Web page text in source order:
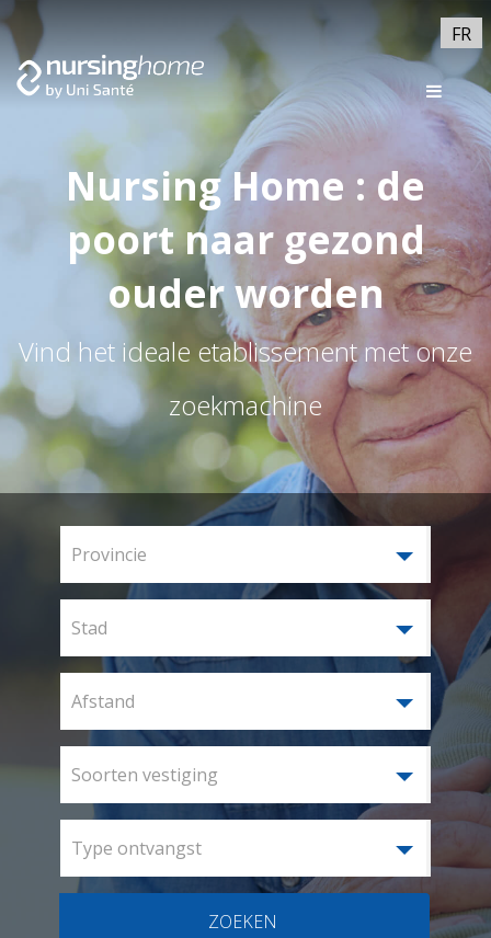
FR
Nursing Home : de
poort naar gezond
ouder worden
Vind het ideale etablissement met onze
zoekmachine
Provincie
Stad
Afstand
Soorten vestiging
Type ontvangst
ZOEKEN